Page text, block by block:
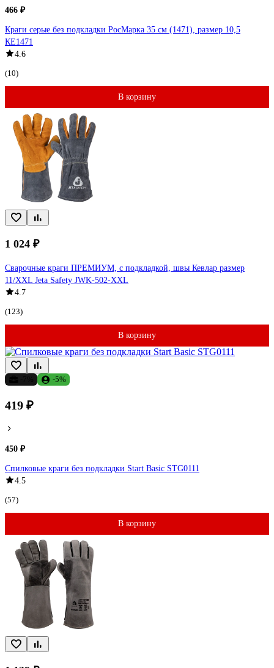
466 ₽
Краги серые без подкладки РосМарка 35 см (1471), размер 10,5
КЕ1471
4.6
(10)
В корзину
1 024 ₽
Сварочные краги ПРЕМИУМ, с подкладкой, швы Кевлар размер
11/XXL Jeta Safety JWK-502-XXL
4.7
(123)
В корзину
-5%
419 ₽
450 ₽
Спилковые краги без подкладки Start Basic STG0111
4.5
(57)
В корзину